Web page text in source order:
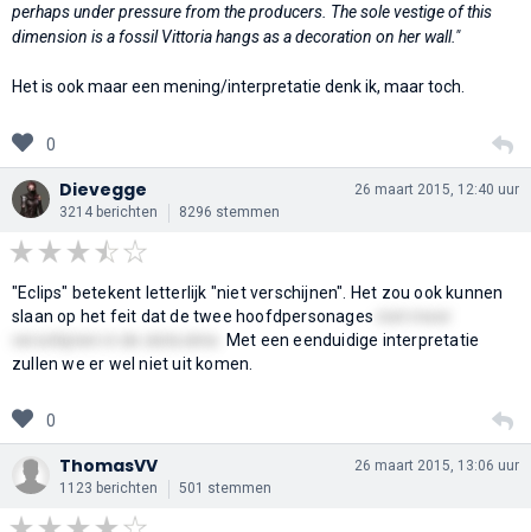
perhaps under pressure from the producers. The sole vestige of this
dimension is a fossil Vittoria hangs as a decoration on her wall."
Het is ook maar een mening/interpretatie denk ik, maar toch.
0
Dievegge
3214 berichten 8296 stemmen
26 maart 2015, 12:40 uur
"Eclips" betekent letterlijk "niet verschijnen". Het zou ook kunnen
slaan op het feit dat de twee hoofdpersonages
Met een eenduidige interpretatie
zullen we er wel niet uit komen.
0
ThomasVV
1123 berichten 501 stemmen
26 maart 2015, 13:06 uur